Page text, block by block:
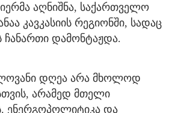
აღნიშნა, საქართველო
კავკასიის რეგიონში, სადაც
ჩანართი დამონტაჟდა.
დღეა არა მხოლოდ
არამედ მთელი
ენერგოპოლიტიკა და